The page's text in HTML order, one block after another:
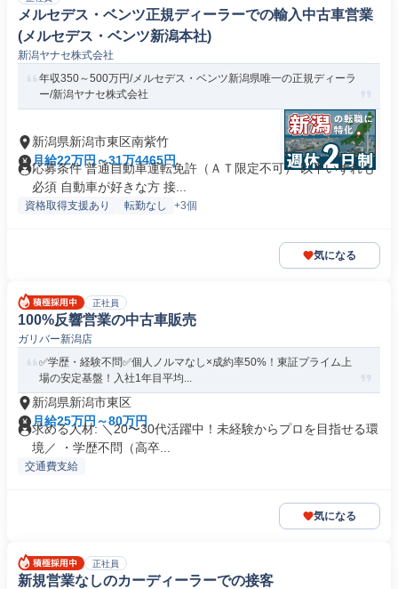
メルセデス・ベンツ正規ディーラーでの輸入中古車営業
(メルセデス・ベンツ新潟本社)
新潟ヤナセ株式会社
年収350～500万円/メルセデス・ベンツ新潟県唯一の正規ディーラ
ー/新潟ヤナセ株式会社
新潟県新潟市東区南紫竹
月給22万円～31万4465円
応募条件 普通自動車運転免許（ＡＴ限定不可） 以下いずれも
必須 自動車が好きな方 接...
資格取得支援あり 転勤なし +3個
気になる
正社員
100%反響営業の中古車販売
ガリバー新潟店
✅学歴・経験不問✅個人ノルマなし×成約率50%！東証プライム上
場の安定基盤！入社1年目平均...
新潟県新潟市東区
月給25万円～80万円
求める人材: ＼20〜30代活躍中！未経験からプロを目指せる環
境／ ・学歴不問（高卒...
交通費支給
気になる
正社員
新規営業なしのカーディーラーでの接客